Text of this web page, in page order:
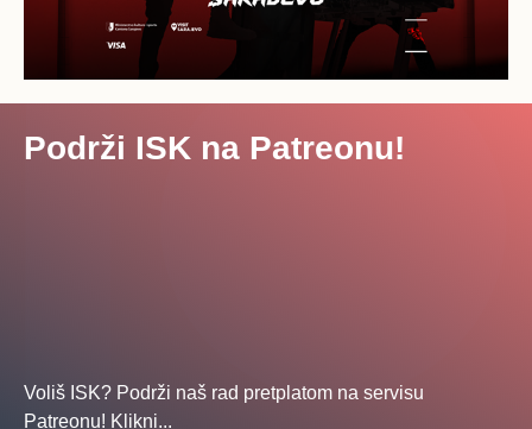
Podrži ISK na Patreonu!
Voliš ISK? Podrži naš rad pretplatom na servisu
Patreonu! Klikni...